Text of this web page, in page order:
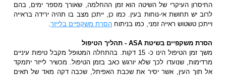
החיסרון העיקרי של השיטה הוא זמן ההחלמה, שאורך מספר ימים, בהם
לרוב יש תחושת אי-נוחות בעין. כמו כן, ייתכן מצב בו תהיה ירידה בראייה
וייתכן טשטוש ראייה זמני, כמו בניתוח הסרת משקפיים בלייזר.
הסרת משקפיים בשיטת ASA - תהליך הטיפול
משך זמן הטיפול הינו כ- 15 דקות. בהתחלה המטופל מקבל טיפות עיניים
מרדימות, שנועדו לכך שלא יורגש כאב בזמן הטיפול. מכשיר לייזר יתמקד
אל תוך העין, אשר יסיר את שכבת האפיתל, שכבה דקה מאד של תאים